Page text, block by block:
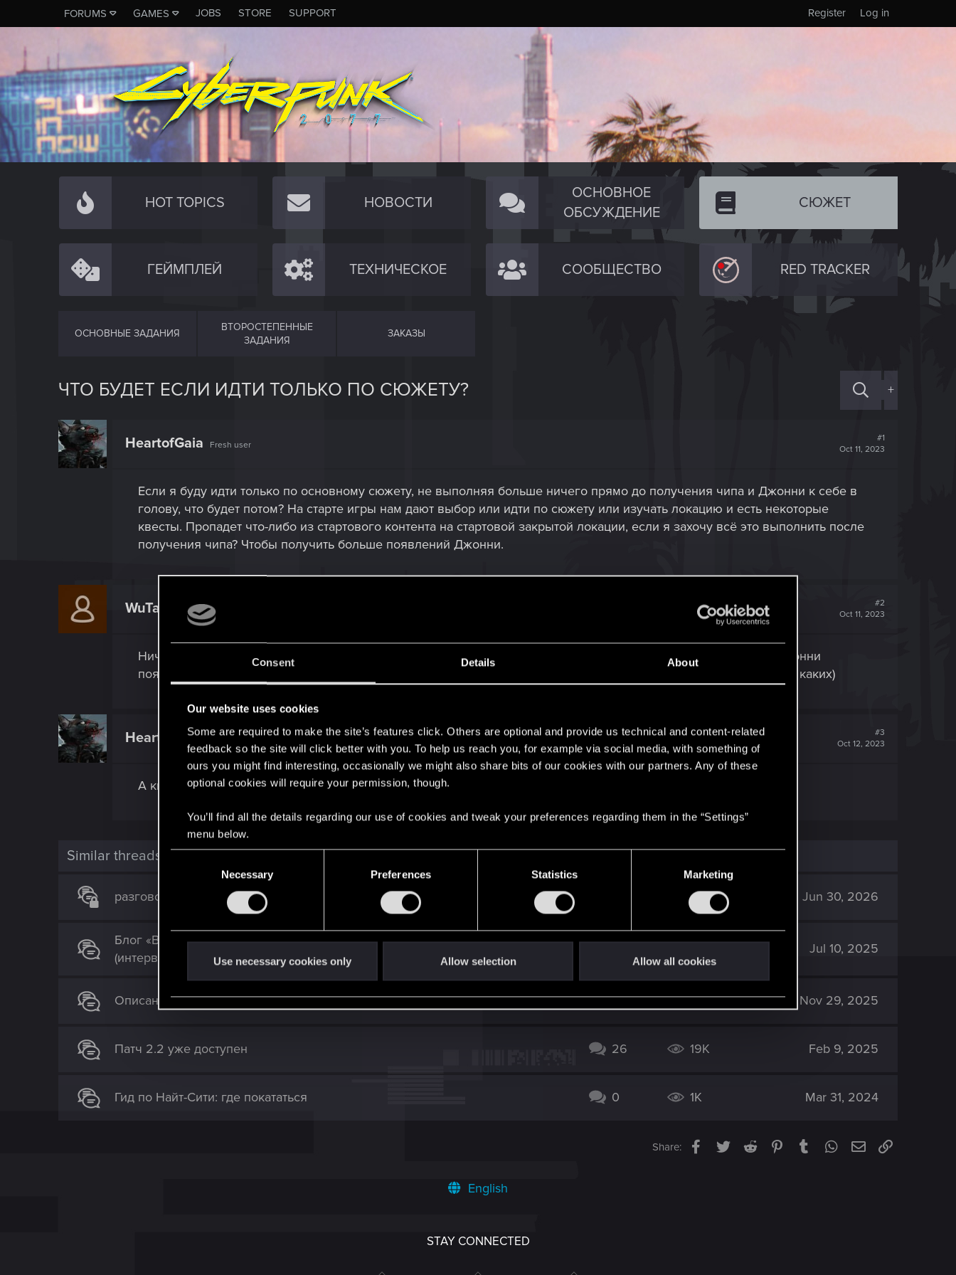
Consent Details About
Our website uses cookies
Some are required to make the site’s features click. Others are optional and provide us technical and content-related
feedback so the site will click better with you. To help us reach you, for example via social media, with something of
ours you might find interesting, occasionally we might also share bits of our cookies with our partners. Any of these
optional cookies will require your permission, though.
You’ll find all the details regarding our use of cookies and tweak your preferences regarding them in the “Settings”
menu below.
e
l
c
o
Necessary Preferences Statistics Marketing
Use necessary cookies only Allow selection Allow all cookies
FORUMS GAMES JOBS STORE SUPPORT Log in
Register
HOT TOPICS НОВОСТИ
ОСНОВНОЕ
ОБСУЖДЕНИЕ
СЮЖЕТ
ГЕЙМПЛЕЙ ТЕХНИЧЕСКОЕ СООБЩЕСТВО RED TRACKER
ОСНОВНЫЕ ЗАДАНИЯ
ВТОРОСТЕПЕННЫЕ
ЗАДАНИЯ
ЗАКАЗЫ
ЧТО БУДЕТ ЕСЛИ ИДТИ ТОЛЬКО ПО СЮЖЕТУ? +
HeartofGaia Fresh user
#1
Oct 11, 2023
Если я буду идти только по основному сюжету, не выполняя больше ничего прямо до получения чипа и Джонни к себе в
голову, что будет потом? На старте игры нам дают выбор или идти по сюжету или изучать локацию и есть некоторые
квесты. Пропадет что-либо из стартового контента на стартовой закрытой локации, если я захочу всё это выполнить после
получения чипа? Чтобы получить больше появлений Джонни.
WuTanq Forum regular
#2
Oct 11, 2023
Ничего не пропадет, насколько помню, все можно выполнить после получения чипа, я так и делал. Так как Джонни
появляется не во всех квестах, то на старте можно выполнить те, в которых его не будет. Только нужно знать в каких)
HeartofGaia
#3
Oct 12, 2023
А квест в котором тибаг дает первый скрипт можно не делать? Он останется на потом?
Similar threads
разговор с искином дипсиком и гемини о киберпанке 1K Jun 30, 2026
Блог «Вне игры»: Что делает игровой мир по-настоящему живым?
(интервью)
Jul 10, 2025
Описание изменений в патче 2.3 16 17K Nov 29, 2025
Патч 2.2 уже доступен 26 19K Feb 9, 2025
Гид по Найт-Сити: где покататься 0 1K Mar 31, 2024
Share: Facebook
TwitterReddit PinterestTumblrWhatsApp
EmailLink
English
STAY CONNECTED